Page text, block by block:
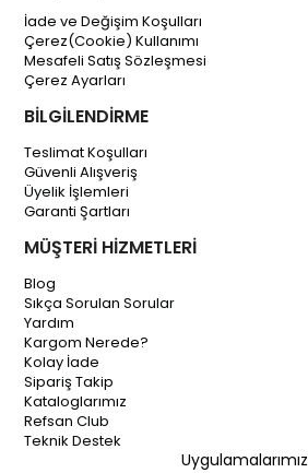
İade ve Değişim Koşulları
Çerez(Cookie) Kullanımı
Mesafeli Satış Sözleşmesi
Çerez Ayarları
BİLGİLENDİRME
Teslimat Koşulları
Güvenli Alışveriş
Üyelik İşlemleri
Garanti Şartları
MÜŞTERİ HİZMETLERİ
Blog
Sıkça Sorulan Sorular
Yardım
Kargom Nerede?
Kolay İade
Sipariş Takip
Kataloglarımız
Refsan Club
Teknik Destek
Uygulamalarımız